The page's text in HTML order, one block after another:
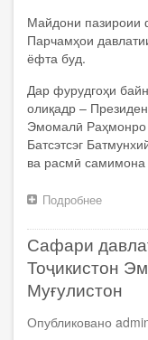
Майдони пазироии
Парчамҳои
ёфта буд.
Дар фурудгоҳи
олиқадр –
Эмомалӣ Раҳмонро
Батсэтсэг
ва расмӣ самимона
Подробнее
бо
сафари
давлатӣ
Сафари
Тоҷикистон
Муғулистон
Опубликовано